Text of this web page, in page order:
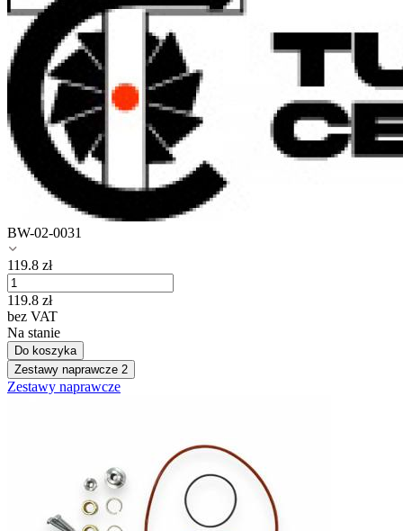
BW-02-0031
119.8 zł
119.8 zł
bez VAT
Na stanie
Do koszyka
Zestawy naprawcze 2
Zestawy naprawcze